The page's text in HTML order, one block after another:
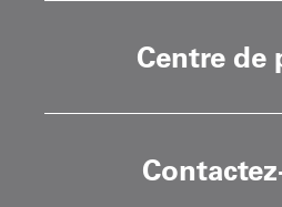
Centre de